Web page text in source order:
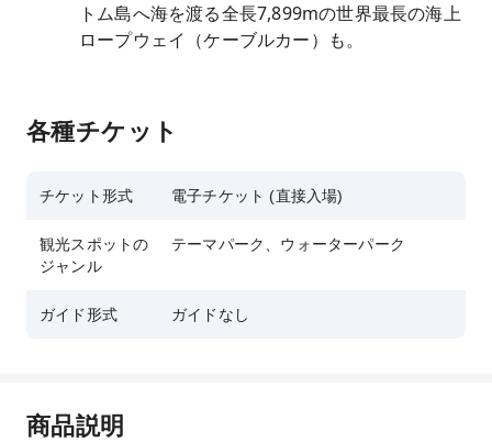
トム島へ海を渡る全長7,899mの世界最長の海上
ロープウェイ（ケーブルカー）も。
各種チケット
チケット形式 電子チケット (直接入場)
観光スポットの
ジャンル
テーマパーク、ウォーターパーク
ガイド形式 ガイドなし
商品説明